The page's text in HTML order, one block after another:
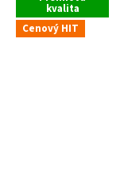
kvalita
Cenový HIT